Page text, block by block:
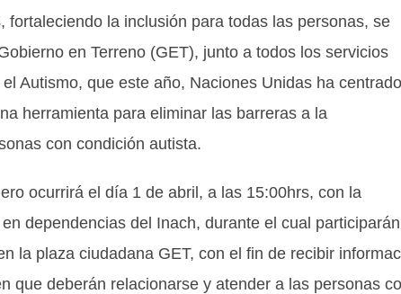
la inclusión para todas las personas, se
en Terreno (GET), junto a todos los servicios
Autismo, que este año, Naciones Unidas ha
herramienta para eliminar las barreras a la
con condición autista.
ocurrirá el día 1 de abril, a las 15:00hrs, con la
dependencias del Inach, durante el cual participarán
la plaza ciudadana GET, con el fin de recibir
que deberán relacionarse y atender a las personas